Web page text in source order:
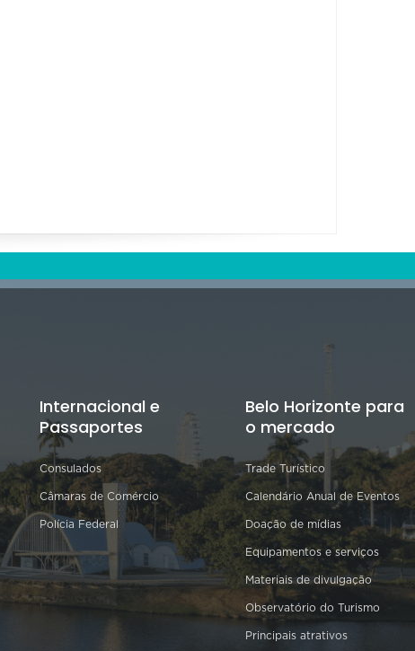
Internacional e
Passaportes
Consulados
Câmaras de Comércio
Polícia Federal
Belo Horizonte para
o mercado
Trade Turístico
Calendário Anual de Eventos
Doação de mídias
Equipamentos e serviços
Materiais de divulgação
Observatório do Turismo
Principais atrativos